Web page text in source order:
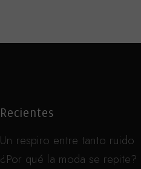
Recientes
Un respiro entre tanto ruido
¿Por qué la moda se repite?